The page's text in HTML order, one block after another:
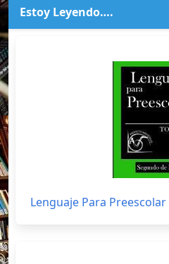
Estoy Leyendo….
Lenguaje Para